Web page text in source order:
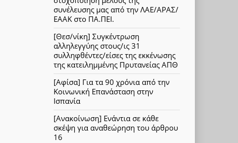
συνέλευσης μας από την ΛΑΕ/ΑΡΑΣ/
ΕΑΑΚ στο ΠΑ.ΠΕΙ.
[Θεσ/νίκη] Συγκέντρωση
αλληλεγγύης στους/ις 31
συλληφθέντες/είσες της εκκένωσης
της κατειλημμένης Πρυτανείας ΑΠΘ
[Αφίσα] Για τα 90 χρόνια από την
Κοινωνική Επανάσταση στην
Ισπανία
[Ανακοίνωση] Ενάντια σε κάθε
σκέψη για αναθεώρηση του άρθρου
16